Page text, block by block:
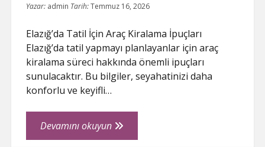
Yazar: admin Tarih:Temmuz 16, 2026
Elazığ’da Tatil İçin Araç Kiralama İpuçları
Elazığ’da tatil yapmayı planlayanlar için araç
kiralama süreci hakkında önemli ipuçları
sunulacaktır. Bu bilgiler, seyahatinizi daha
konforlu ve keyifli…
Devamını okuyunElazigda
Tatil